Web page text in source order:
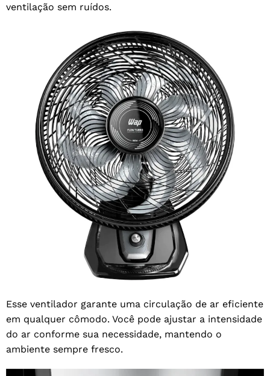
ventilação sem ruídos.
Esse ventilador garante uma circulação de ar eficiente
em qualquer cômodo. Você pode ajustar a intensidade
do ar conforme sua necessidade, mantendo o
ambiente sempre fresco.